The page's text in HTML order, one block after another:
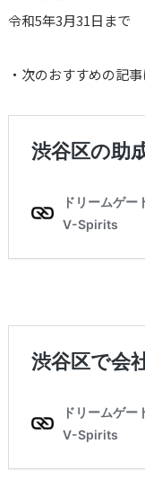
令和5年3月31日まで
・次のおすすめの記